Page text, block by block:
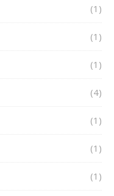
(1)
(1)
(1)
(4)
(1)
(1)
(1)